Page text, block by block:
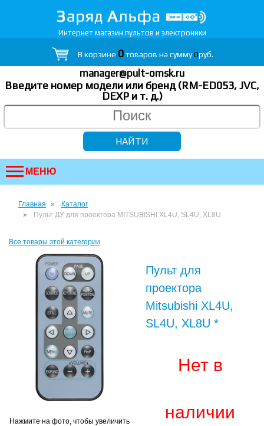
Интернет магазин пультов и электроники
В корзине 0товаров на сумму0руб.
manager@pult-omsk.ru
Введите номер модели или бренд (RM-ED053, JVC,
DEXP и т. д.)
МЕНЮ
Главная
Каталог
Пульт ДУ для проектора MITSUBISHI XL4U, SL4U, XL8U
Все товары этой категории
Нажмите на фото, чтобы увеличить
Пульт для
проектора
Mitsubishi XL4U,
SL4U, XL8U *
Нет в
наличии